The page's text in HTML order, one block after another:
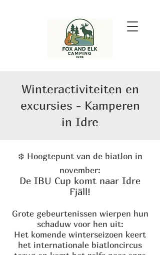
Winteractiviteiten en
excursies - Kamperen
in Idre
❄️ Hoogtepunt van de biatlon in
november:
De IBU Cup komt naar Idre
Fjäll!
Grote gebeurtenissen wierpen hun
schaduw voor hen uit:
Het komende winterseizoen keert
het internationale biatloncircus